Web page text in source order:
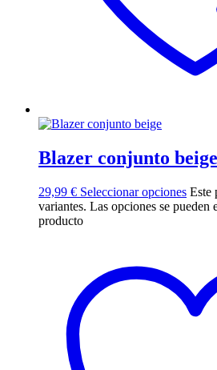
Blazer conjunto beige
29,99 € Seleccionar opciones Este
variantes. Las opciones se pueden
producto